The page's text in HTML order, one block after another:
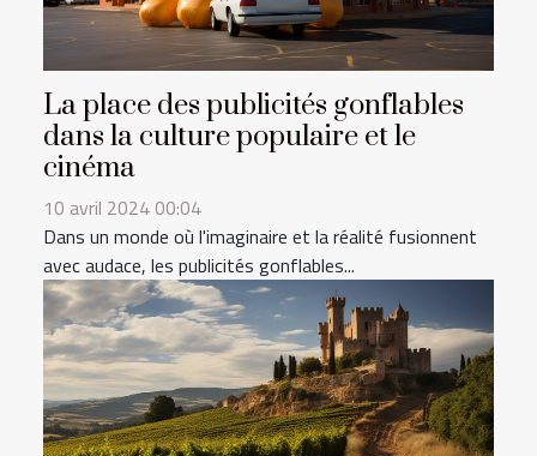
La place des publicités gonflables
dans la culture populaire et le
cinéma
10 avril 2024 00:04
Dans un monde où l'imaginaire et la réalité fusionnent
avec audace, les publicités gonflables...